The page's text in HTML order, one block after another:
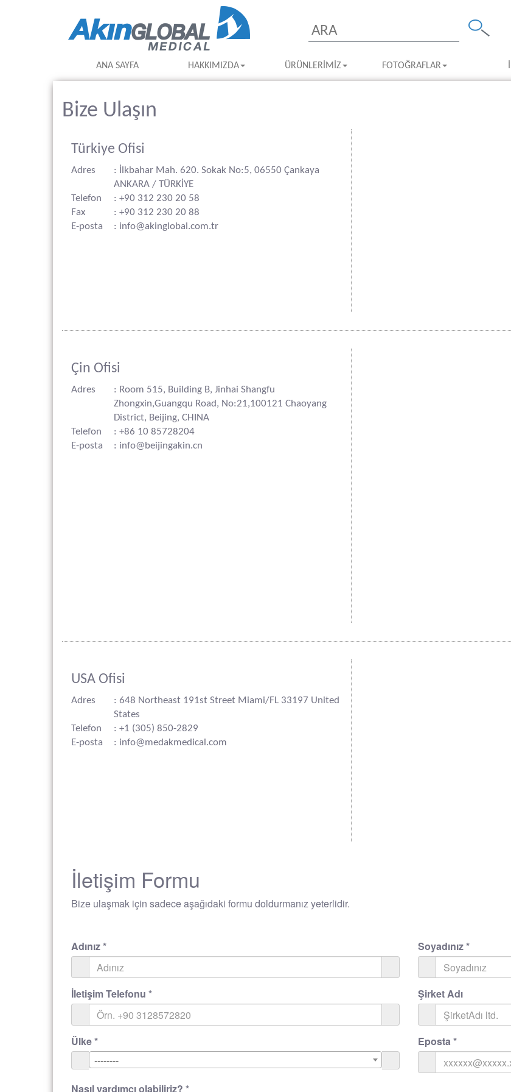
ANA SAYFA HAKKIMIZDA ÜRÜNLERIMIZ FOTOĞRAFLAR
Bize Ulaşın
Türkiye Ofisi
Adres
: İlkbahar Mah. 620. Sokak No:5, 06550 Çankaya
ANKARA / TÜRKİYE
Telefon
: +90 312 230 20 58
Fax
: +90 312 230 20 88
E-posta
: info@akinglobal.com.tr
Çin Ofisi
Adres
: Room 515, Building B, Jinhai Shangfu
Zhongxin,Guangqu Road, No:21,100121 Chaoyang
District, Beijing, CHINA
Telefon
: +86 10 85728204
E-posta
: info@beijingakin.cn
USA Ofisi
Adres
: 648 Northeast 191st Street Miami/FL 33197 United
States
Telefon
: +1 (305) 850-2829
E-posta
: info@medakmedical.com
İletişim Formu
Bize ulaşmak için sadece aşağıdaki formu doldurmanız yeterlidir.
Adınız* Soyadınız*
İletişim Telefonu * Şirket Adı
Ülke*
--------
Eposta*
Nasıl yardımcı olabiliriz? *